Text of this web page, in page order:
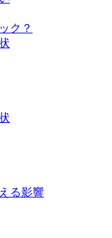
ク？
る影響